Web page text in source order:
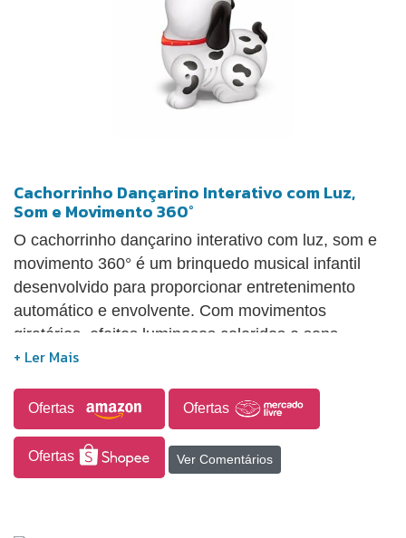
Cachorrinho Dançarino Interativo com Luz,
Som e Movimento 360°
O cachorrinho dançarino interativo com luz, som e
movimento 360° é um brinquedo musical infantil
desenvolvido para proporcionar entretenimento
automático e envolvente. Com movimentos
giratórios, efeitos luminosos coloridos e sons
interativos, torna a brincadeira mais dinâmica e
forma lúdica. Produzido com material resistente e
adequado ao uso infantil, é uma opção prática para
momentos de diversão no dia a dia e também uma
alternativa interessante para presentear em
Ofertas Ofertas
Ofertas Ver Comentários